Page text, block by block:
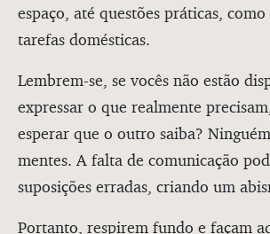
espaço, até questões práticas,
tarefas domésticas.
Lembrem-se, se vocês não estão
expressar o que realmente
esperar que o outro saiba?
mentes. A falta de comunicação
suposições erradas, criando um
Portanto, respirem fundo e façam